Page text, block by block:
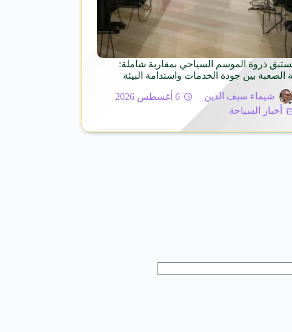
ذروة الموسم السياحي بمقاربة شاملة:
الصعبة بين جودة الخدمات واستدامة البيئة
شيماء سيف الدين
6 أغسطس 2026
أخبار السياحة